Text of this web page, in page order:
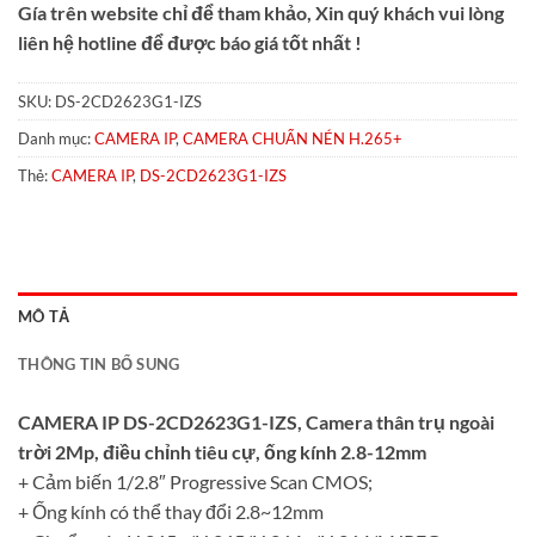
Gía trên website chỉ để tham khảo, Xin quý khách vui lòng
liên hệ hotline để được báo giá tốt nhất !
SKU: DS-2CD2623G1-IZS
Danh mục:CAMERA IP, CAMERA CHUẨN NÉN H.265+
Thẻ:CAMERA IP, DS-2CD2623G1-IZS
MÔ TẢ
THÔNG TIN BỔ SUNG
CAMERA IP DS-2CD2623G1-IZS, Camera thân trụ ngoài
trời 2Mp, điều chỉnh tiêu cự, ống kính 2.8-12mm
+ Cảm biến 1/2.8″ Progressive Scan CMOS;
+ Ống kính có thể thay đổi 2.8~12mm